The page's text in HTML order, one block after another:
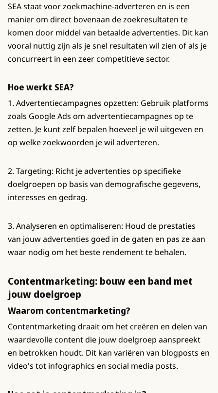
SEA staat voor zoekmachine-adverteren en is een
manier om direct bovenaan de zoekresultaten te
komen door middel van betaalde advertenties. Dit kan
vooral nuttig zijn als je snel resultaten wil zien of als je
concurreert in een zeer competitieve sector.
Hoe werkt SEA?
1. Advertentiecampagnes opzetten: Gebruik platforms
zoals Google Ads om advertentiecampagnes op te
zetten. Je kunt zelf bepalen hoeveel je wil uitgeven en
op welke zoekwoorden je wil adverteren.
2. Targeting: Richt je advertenties op specifieke
doelgroepen op basis van demografische gegevens,
interesses en gedrag.
3. Analyseren en optimaliseren: Houd de prestaties
van jouw advertenties goed in de gaten en pas ze aan
waar nodig om het beste rendement te behalen.
Contentmarketing: bouw een band met
jouw doelgroep
Waarom contentmarketing?
Contentmarketing draait om het creëren en delen van
waardevolle content die jouw doelgroep aanspreekt
en betrokken houdt. Dit kan variëren van blogposts en
video's tot infographics en social media posts.